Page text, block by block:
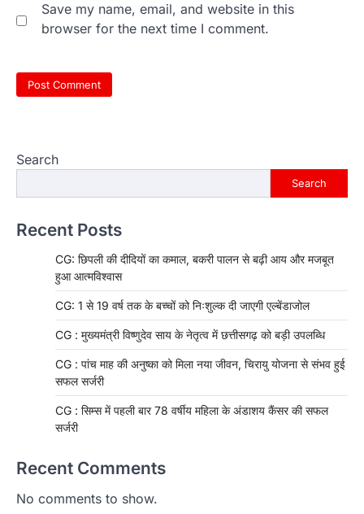
Save my name, email, and website in this
browser for the next time I comment.
Search
Search
Recent Posts
CG: छिपली की दीदियों का कमाल, बकरी पालन से बढ़ी आय और मजबूत
हुआ आत्मविश्वास
CG: 1 से 19 वर्ष तक के बच्चों को निःशुल्क दी जाएगी एल्बेंडाजोल
CG : मुख्यमंत्री विष्णुदेव साय के नेतृत्व में छत्तीसगढ़ को बड़ी उपलब्धि
CG : पांच माह की अनुष्का को मिला नया जीवन, चिरायु योजना से संभव हुई
सफल सर्जरी
CG : सिम्स में पहली बार 78 वर्षीय महिला के अंडाशय कैंसर की सफल
सर्जरी
Recent Comments
No comments to show.